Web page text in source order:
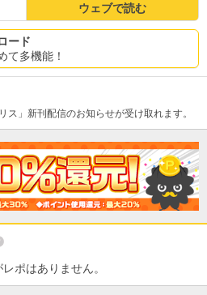
ウェブで読む
ード
て多機能！
ス」新刊配信のお知らせが受け取れます。
ポはありません。